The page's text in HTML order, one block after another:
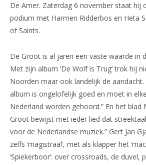
De Amer. Zaterdag 6 november staat hij
podium met Harmen Ridderbos en Heta
of Saints.
De Groot is al jaren een vaste waarde in
Met zijn album ‘De Wolf is Trug’ trok hij
Noorden maar ook landelijk de aandacht.
album is ongelofelijk goed en moet in
Nederland worden gehoord.” En het blad
Groot bewijst met ieder lied dat
voor de Nederlandse muziek.” Gert Jan
zelfs ‘magistraal’, met als klapper het
‘Spiekerboor’: over crossroads, de duvel,